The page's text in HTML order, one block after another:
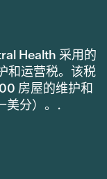
Health 采用的
和运营税。该税
房屋的维护和
美分）。.